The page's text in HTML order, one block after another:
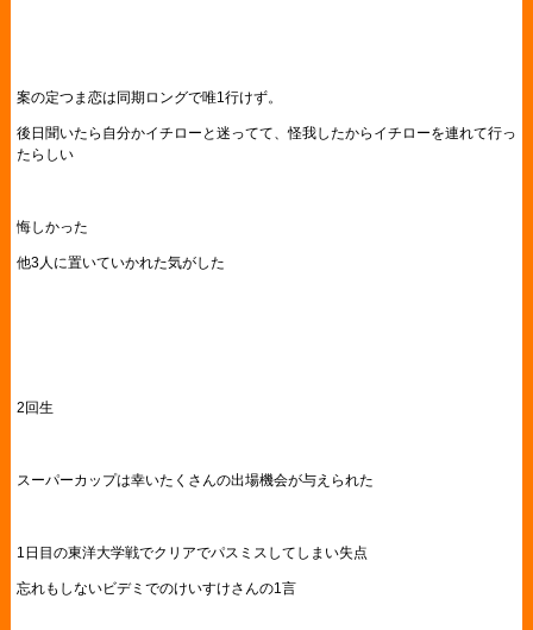
案の定つま恋は同期ロングで唯1行けず。
後日聞いたら自分かイチローと迷ってて、怪我したからイチローを連れて行っ
たらしい
悔しかった
他3人に置いていかれた気がした
2回生
スーパーカップは幸いたくさんの出場機会が与えられた
1日目の東洋大学戦でクリアでパスミスしてしまい失点
忘れもしないビデミでのけいすけさんの1言